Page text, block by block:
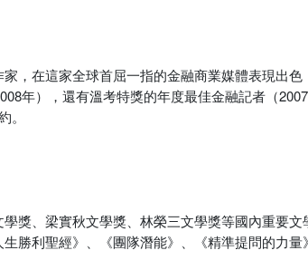
，在這家全球首屈一指的金融商業媒體表現出
年），還有溫考特獎的年度最佳金融記者（
。
獎、梁實秋文學獎、林榮三文學獎等國內重要文
勝利聖經》、《團隊潛能》、《精準提問的力量